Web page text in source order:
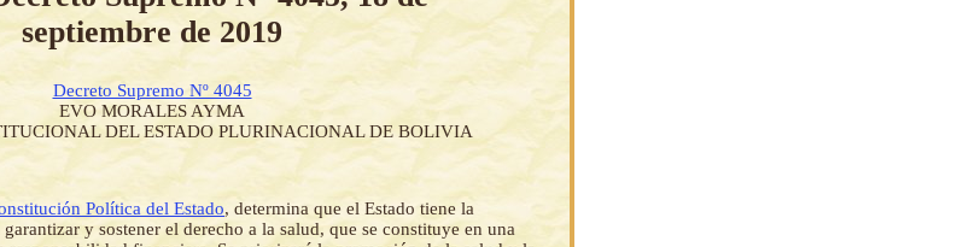
septiembre de 2019
Decreto Supremo Nº 4045
EVO MORALES AYMA
DEL ESTADO PLURINACIONAL DE BOLIVIA
Política del Estado, determina que el Estado tiene la
y sostener el derecho a la salud, que se constituye en una